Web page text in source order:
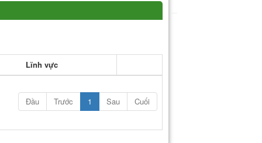
Lĩnh vực
Đầu Trước 1 Sau Cuối